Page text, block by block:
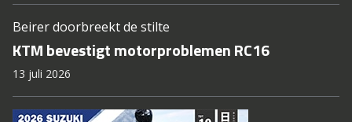
Beirer doorbreekt de stilte
KTM bevestigt motorproblemen RC16
13 juli 2026